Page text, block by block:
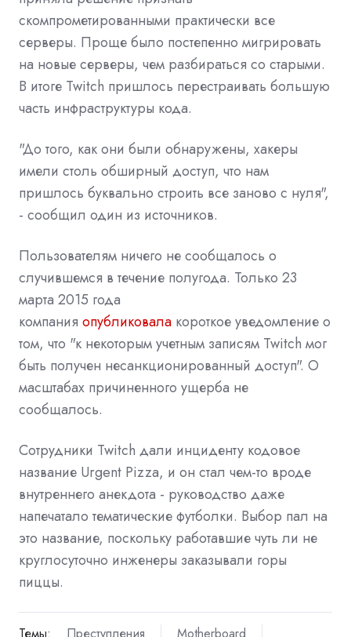
скомпрометированными практически все
серверы. Проще было постепенно мигрировать
на новые серверы, чем разбираться со старыми.
В итоге Twitch пришлось перестраивать большую
часть инфраструктуры кода.
"До того, как они были обнаружены, хакеры
имели столь обширный доступ, что нам
пришлось буквально строить все заново с нуля",
- сообщил один из источников.
Пользователям ничего не сообщалось о
случившемся в течение полугода. Только 23
марта 2015 года
компания опубликовала короткое уведомление о
том, что "к некоторым учетным записям Twitch мог
быть получен несанкционированный доступ". О
масштабах причиненного ущерба не
сообщалось.
Сотрудники Twitch дали инциденту кодовое
название Urgent Pizza, и он стал чем-то вроде
внутреннего анекдота - руководство даже
напечатало тематические футболки. Выбор пал на
это название, поскольку работавшие чуть ли не
круглосуточно инженеры заказывали горы
пиццы.
Темы: Преступления
Motherboard